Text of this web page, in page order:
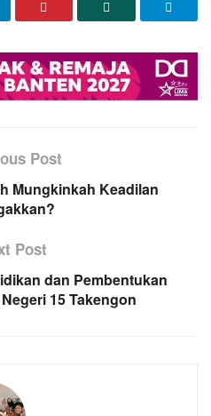
Post
Mungkinkah Keadilan
Post
dan Pembentukan
15 Takengon